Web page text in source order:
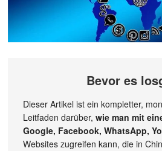
Bevor es
Dieser Artikel ist ein kompletter,
Leitfaden darüber,wie man mit
Google, Facebook, WhatsApp,
Websites zugreifen kann, die in